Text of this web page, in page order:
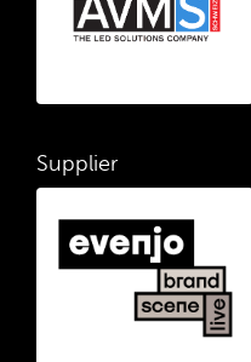
Supplier